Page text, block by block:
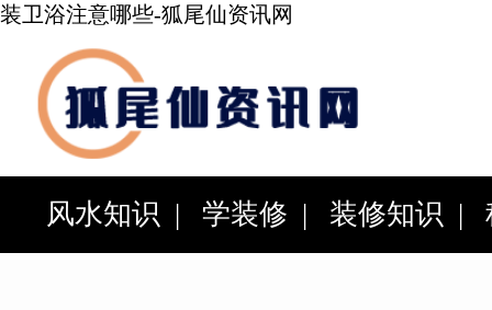
装卫浴注意哪些-狐尾仙资讯网
风水知识 | 学装修 | 装修知识 |